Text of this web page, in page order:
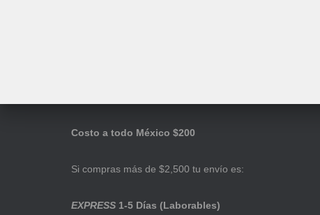
Costo a todo México $200
Si compras más de $2,500 tu envío es:
EXPRESS 1-5 Días (Laborables)